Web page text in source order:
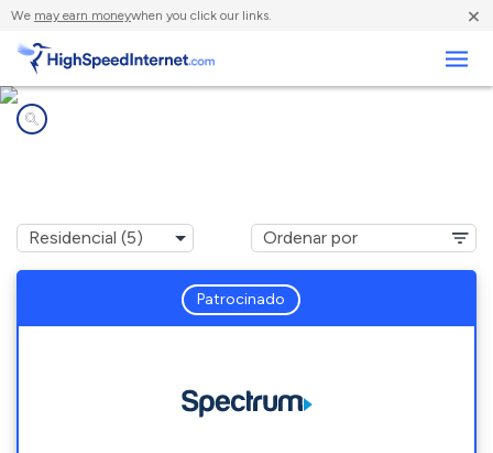
We may earn moneywhen you click our links. ×
Patrocinado